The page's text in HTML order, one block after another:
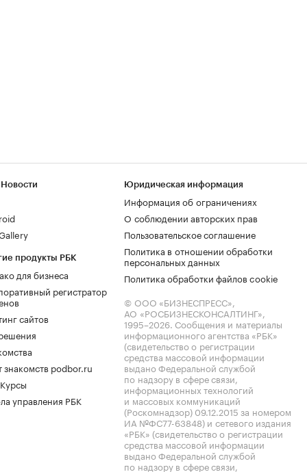
продукты РБК
для бизнеса
регистратор
сайтов
знакомств podbor.ru
управления РБК
Юридическая информация
Информация об ограничениях
О соблюдении авторских прав
Пользовательское соглашение
Политика в отношении обработки
персональных данных
Политика обработки файлов cookie
© ООО «БИЗНЕСПРЕСС»,
АО «РОСБИЗНЕСКОНСАЛТИНГ»,
1995–2026. Сообщения и материалы
информационного агентства «РБК»
(свидетельство о регистрации
средства массовой информации
выдано Федеральной службой
по надзору в сфере связи,
информационных технологий
и массовых коммуникаций
(Роскомнадзор) 09.12.2015 за номером
ИА №ФС77-63848) и сетевого издания
«РБК» (свидетельство о регистрации
средства массовой информации
выдано Федеральной службой
по надзору в сфере связи,